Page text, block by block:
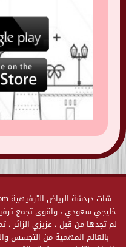
خليجي سعودي ، واقوى تجمع
لم تجدها من قبل ، عزيزي الزائر
بالعالم المهمية من التجسس